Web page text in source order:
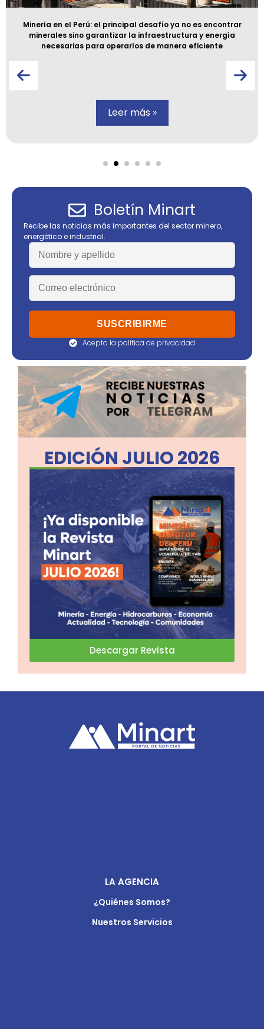
Minería en el Perú: el principal desafío ya no es encontrar
minerales sino garantizar la infraestructura y energía
necesarias para operarlos de manera eficiente
Leer más »
Boletín Minart
Recibe las noticias más importantes del sector minero,
energético e industrial.
Acepto la política de privacidad
EDICIÓN JULIO 2026
Descargar Revista
LA AGENCIA
¿Quiénes Somos?
Nuestros Servicios